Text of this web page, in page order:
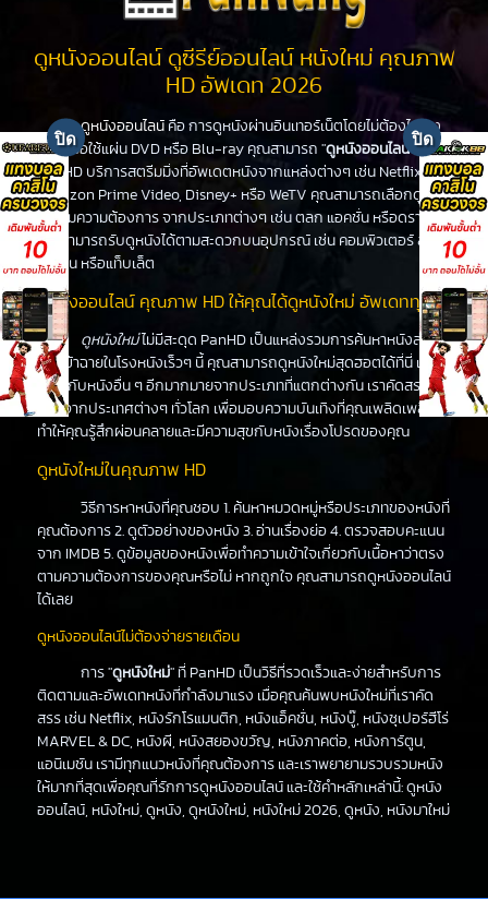
ดูหนังออนไลน์ ดูซีรีย์ออนไลน์ หนังใหม่ คุณภาพ
HD อัพเดท 2026
ดูหนังออนไลน์ คือ การดูหนังผ่านอินเทอร์เน็ตโดยไม่ต้องไปโรง
หนังหรือใช้แผ่น DVD หรือ Blu-ray คุณสามารถ "ดูหนังออนไลน์" ได้ที่
PanHD บริการสตรีมมิ่งที่อัพเดตหนังจากแหล่งต่างๆ เช่น Netflix,
Amazon Prime Video, Disney+ หรือ WeTV คุณสามารถเลือกดูหนัง
ได้ตามความต้องการ จากประเภทต่างๆ เช่น ตลก แอคชั่น หรือดราม่า
คุณสามารถรับดูหนังได้ตามสะดวกบนอุปกรณ์ เช่น คอมพิวเตอร์ สมา
ร์ทโฟน หรือแท็บเล็ต
ดูหนังออนไลน์ คุณภาพ HD ให้คุณได้ดูหนังใหม่ อัพเดททุกวัน
ดูหนังใหม่ไม่มีสะดุด PanHD เป็นแหล่งรวมการค้นหาหนังล่าสุด
ที่จะเข้าฉายในโรงหนังเร็วๆ นี้ คุณสามารถดูหนังใหม่สุดฮอตได้ที่นี่ เช่น
เดียวกับหนังอื่น ๆ อีกมากมายจากประเภทที่แตกต่างกัน เราคัดสรร
หนังจากประเทศต่างๆ ทั่วโลก เพื่อมอบความบันเทิงที่คุณเพลิดเพลิน
ทำให้คุณรู้สึกผ่อนคลายและมีความสุขกับหนังเรื่องโปรดของคุณ
ดูหนังใหม่ในคุณภาพ HD
วิธีการหาหนังที่คุณชอบ 1. ค้นหาหมวดหมู่หรือประเภทของหนังที่
คุณต้องการ 2. ดูตัวอย่างของหนัง 3. อ่านเรื่องย่อ 4. ตรวจสอบคะแนน
จาก IMDB 5. ดูข้อมูลของหนังเพื่อทำความเข้าใจเกี่ยวกับเนื้อหาว่าตรง
ตามความต้องการของคุณหรือไม่ หากถูกใจ คุณสามารถดูหนังออนไลน์
ได้เลย
ดูหนังออนไลน์ไม่ต้องจ่ายรายเดือน
การ "ดูหนังใหม่" ที่ PanHD เป็นวิธีที่รวดเร็วและง่ายสำหรับการ
ติดตามและอัพเดทหนังที่กำลังมาแรง เมื่อคุณค้นพบหนังใหม่ที่เราคัด
สรร เช่น Netflix, หนังรักโรแมนติก, หนังแอ็คชั่น, หนังบู๊, หนังซุเปอร์ฮีโร่
MARVEL & DC, หนังผี, หนังสยองขวัญ, หนังภาคต่อ, หนังการ์ตูน,
แอนิเมชัน เรามีทุกแนวหนังที่คุณต้องการ และเราพยายามรวบรวมหนัง
ให้มากที่สุดเพื่อคุณที่รักการดูหนังออนไลน์ และใช้คำหลักเหล่านี้: ดูหนัง
ออนไลน์, หนังใหม่, ดูหนัง, ดูหนังใหม่, หนังใหม่ 2026, ดูหนัง, หนังมาใหม่